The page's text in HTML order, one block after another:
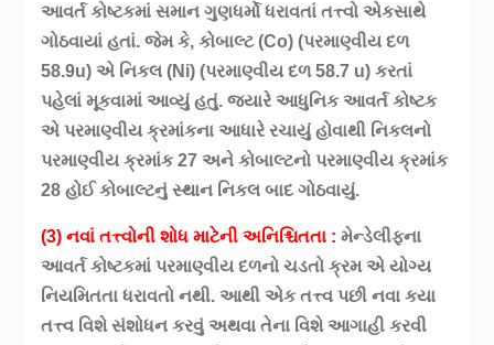
આવર્ત કોષ્ટકમાં સમાન ગુણધર્મો ધરાવતાં તત્ત્વો એકસાથે
ગોઠવાયાં હતાં. જેમ કે, કોબાલ્ટ (Co) (પરમાણ્વીય દળ
58.9u) એ નિકલ (Ni) (પરમાણ્વીય દળ 58.7 u) કરતાં
પહેલાં મૂકવામાં આવ્યું હતું. જ્યારે આધુનિક આવર્ત કોષ્ટક
એ પરમાણ્વીય ક્રમાંકના આધારે રચાયું હોવાથી નિકલનો
પરમાણ્વીય ક્રમાંક 27 અને કોબાલ્ટનો પરમાણ્વીય ક્રમાંક
28 હોઈ કોબાલ્ટનું સ્થાન નિકલ બાદ ગોઠવાયું.
(3) નવાં તત્ત્વોની શોધ માટેની અનિશ્ચિતતા : મેન્ડેલીફના
આવર્ત કોષ્ટકમાં પરમાણ્વીય દળનો ચડતો ક્રમ એ યોગ્ય
નિયમિતતા ધરાવતો નથી. આથી એક તત્ત્વ પછી નવા કયા
તત્ત્વ વિશે સંશોધન કરવું અથવા તેના વિશે આગાહી કરવી